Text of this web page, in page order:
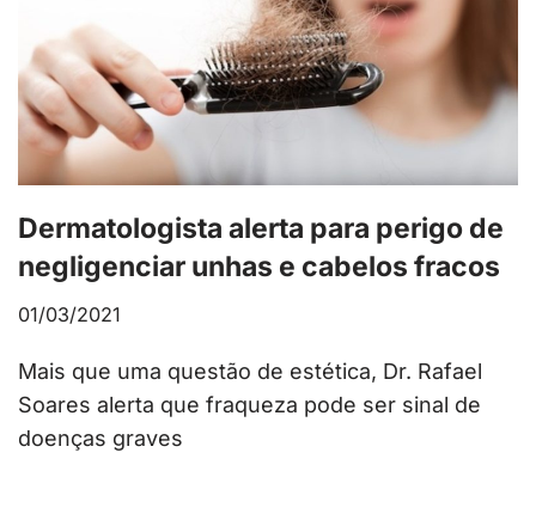
Dermatologista alerta para perigo de
negligenciar unhas e cabelos fracos
01/03/2021
Mais que uma questão de estética, Dr. Rafael
Soares alerta que fraqueza pode ser sinal de
doenças graves